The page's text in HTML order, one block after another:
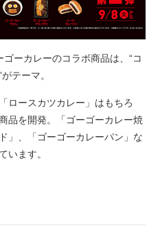
ーカレーのコラボ商品は、“コ
テーマ。
ロースカツカレー」はもちろ
品を開発。「ゴーゴーカレー焼
」、「ゴーゴーカレーパン」な
います。